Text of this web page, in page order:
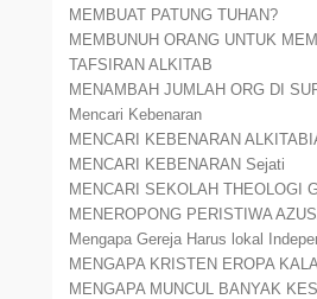
MEMBUAT PATUNG TUHAN?
MEMBUNUH ORANG UNTUK
TAFSIRAN ALKITAB
MENAMBAH JUMLAH ORG DI
Mencari Kebenaran
MENCARI KEBENARAN
MENCARI KEBENARAN Sejati
MENCARI SEKOLAH THEOLOGI
MENEROPONG PERISTIWA
Mengapa Gereja Harus lokal
MENGAPA KRISTEN EROPA
MENGAPA MUNCUL BANYAK